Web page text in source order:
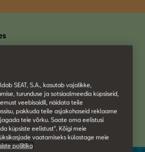
ühenduses.
maailma ning toob meid üksteisele
My SEAT lasevad meil saada osa
Täna ja homme.
SEAT, S.A., kasutab vajalikke,
turunduse ja sotsiaalmeedia küpsiseid,
veebisaidil, näidata teile
pakkuda teile asjakohaseid reklaame
teie võrku. Saate oma eelistusi
küpsiste eelistust". Kõigi meie
vaatamiseks külastage meie
poliitika